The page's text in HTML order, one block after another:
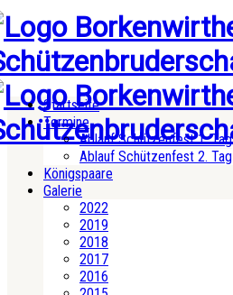
Startseite
Termine
Ablauf Schützenfest 1. Tag
Ablauf Schützenfest 2. Tag
Königspaare
Galerie
2022
2019
2018
2017
2016